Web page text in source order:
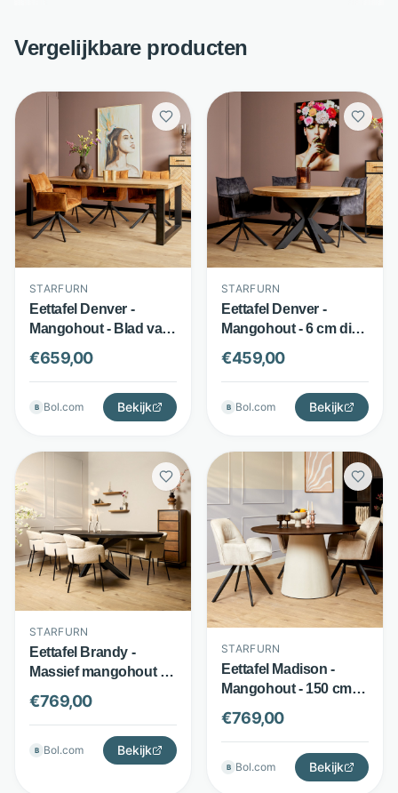
Vergelijkbare producten
STARFURN
Eettafel Denver -
Mangohout - Blad van
6 cm met zwarte U-
poot - Bruin - Starfurn
€659,00
B Bol.com Bekijk
STARFURN
Eettafel Denver -
Mangohout - 6 cm dik
blad met matrixpoot -
Bruin - Starfurn
€459,00
B Bol.com Bekijk
STARFURN
Eettafel Brandy -
Massief mangohout -
Ovaal blad met
matrixpoot - Zwart -
Starfurn
€769,00
B Bol.com Bekijk
STARFURN
Eettafel Madison -
Mangohout - 150 cm
breed - Bruin - Starfurn
€769,00
B Bol.com Bekijk